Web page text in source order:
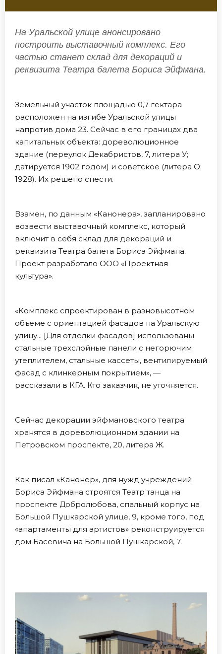
На Уральской улице анонсировано
построить выставочный комплекс. Его
частью станет склад для декораций и
реквизита Театра балета Бориса Эйфмана.
Земельный участок площадью 0,7 гектара
расположен на изгибе Уральской улицы
напротив дома 23. Сейчас в его границах два
капитальных объекта: дореволюционное
здание (переулок Декабристов, 7, литера У;
датируется 1902 годом) и советское (литера О;
1928). Их решено снести.
Взамен, по данным «Канонера», запланировано
возвести выставочный комплекс, который
включит в себя склад для декораций и
реквизита Театра балета Бориса Эйфмана.
Проект разработало ООО «Проектная
культура».
«Комплекс спроектирован в разновысотном
объеме с ориентацией фасадов на Уральскую
улицу... [Для отделки фасадов] использованы
стальные трехслойные панели с негорючим
утеплителем, стальные кассеты, вентилируемый
фасад с клинкерным покрытием», —
рассказали в КГА. Кто заказчик, не уточняется.
Сейчас декорации эйфмановского театра
хранятся в дореволюционном здании на
Петровском проспекте, 20, литера Ж.
Как писал «Канонер», для нужд учреждений
Бориса Эйфмана строятся Театр танца на
проспекте Добролюбова, спальный корпус на
Большой Пушкарской улице, 9, кроме того, под
«апартаменты для артистов» реконструируется
дом Басевича на Большой Пушкарской, 7.